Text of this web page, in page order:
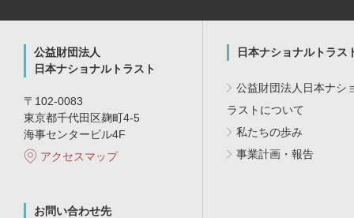
公益財団法人
日本ナショナルトラスト
〒102-0083
東京都千代田区麹町4-5
海事センタービル4F
アクセスマップ
お問い合わせ先
日本ナショナルトラス
公益財団法人日本ナシ
ラストについて
私たちの歩み
事業計画・報告